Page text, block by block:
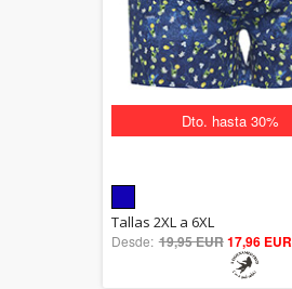
Dto. hasta 30%
5.00
out of 5
Tallas 2XL a 6XL
Desde: 19,95 EUR17,96 EUR